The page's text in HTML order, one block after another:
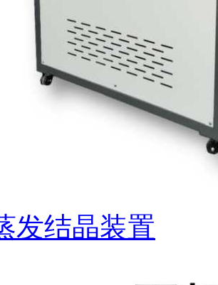
发结晶装置